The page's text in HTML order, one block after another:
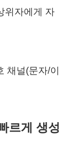
위자에게 자
채널(문자/이
르게 생성